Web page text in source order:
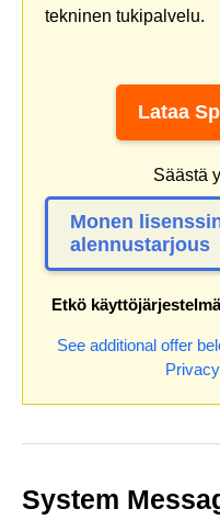
tekninen tukipalvelu.
Lataa
Säästä
Monen
alennustarjous
Etkö
See additional offer
System